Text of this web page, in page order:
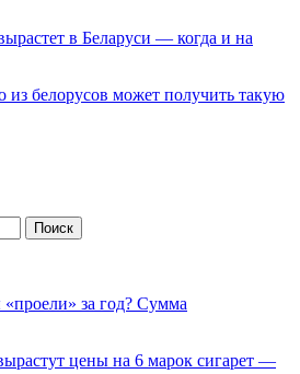
в Беларуси — когда и на
из белорусов может получить такую
за год? Сумма
цены на 6 марок сигарет —